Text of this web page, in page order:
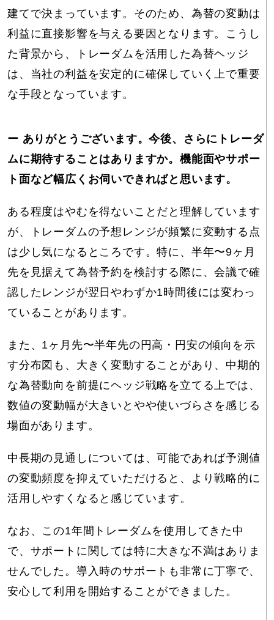
建てで決まっています。そのため、為替の変動は
利益に直接影響を与える要因となります。こうし
た背景から、トレーダムを活用した為替ヘッジ
は、当社の利益を安定的に確保していく上で重要
な手段となっています。
ー ありがとうございます。今後、さらにトレーダ
ムに期待することはありますか。機能面やサポー
ト面など幅広くお伺いできればと思います。
ある程度はやむを得ないことだと理解しています
が、トレーダムの予想レンジが頻繁に変動する点
は少し気になるところです。特に、半年〜9ヶ月
先を見据えて為替予約を検討する際に、会議で確
認したレンジが翌日やわずか1時間後には変わっ
ていることがあります。
また、1ヶ月先〜半年先の円高・円安の傾向を示
す分布図も、大きく変動することがあり、中期的
な為替動向を前提にヘッジ戦略を立てる上では、
数値の変動幅が大きいとやや使いづらさを感じる
場面があります。
中長期の見通しについては、可能であれば予測値
の変動頻度を抑えていただけると、より戦略的に
活用しやすくなると感じています。
なお、この1年間トレーダムを使用してきた中
で、サポートに関しては特に大きな不満はありま
せんでした。導入時のサポートも非常に丁寧で、
安心して利用を開始することができました。